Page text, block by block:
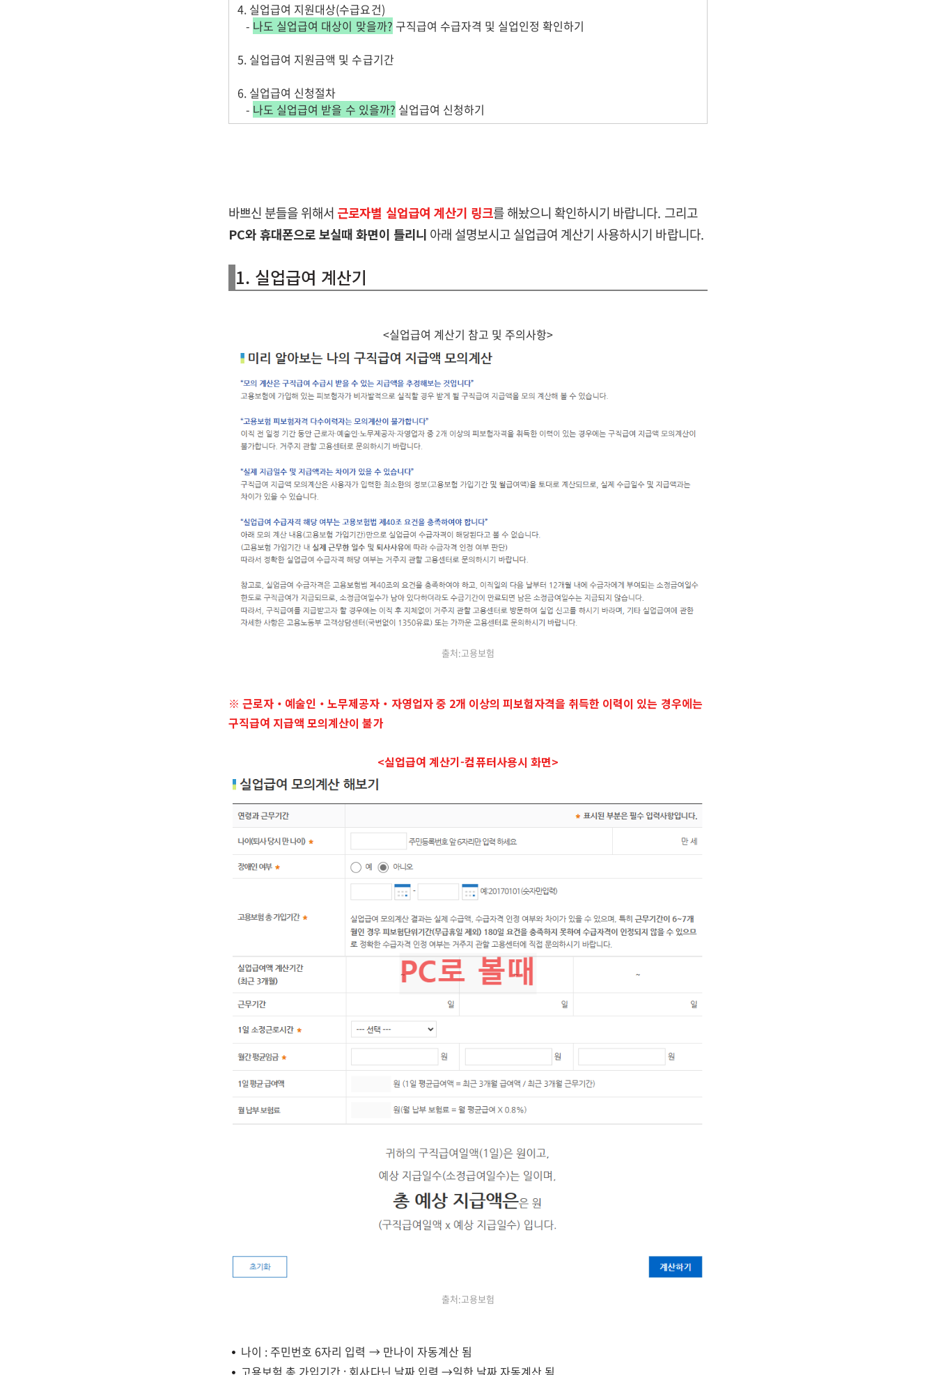
4. 실업급여 지원대상(수급요건)
- 나도 실업급여 대상이 맞을까? 구직급여 수급자격 및 실업인정 확인하기
5. 실업급여 지원금액 및 수급기간
6. 실업급여 신청절차
- 나도 실업급여 받을 수 있을까? 실업급여 신청하기
바쁘신 분들을 위해서 근로자별 실업급여 계산기 링크를 해놨으니 확인하시기 바랍니다. 그리고
PC와 휴대폰으로 보실때 화면이 틀리니 아래 설명보시고 실업급여 계산기 사용하시기 바랍니다.
1. 실업급여 계산기
<실업급여 계산기 참고 및 주의사항>
출처:고용보험
※ 근로자‧예술인‧노무제공자‧자영업자 중 2개 이상의 피보험자격을 취득한 이력이 있는 경우에는
구직급여 지급액 모의계산이 불가
<실업급여 계산기-컴퓨터사용시 화면>
출처:고용보험
나이 : 주민번호 6자리 입력 → 만나이 자동계산 됨
고용보험 총 가입기간 : 회사다닌 날짜 입력 →일한 날짜 자동계산 됨